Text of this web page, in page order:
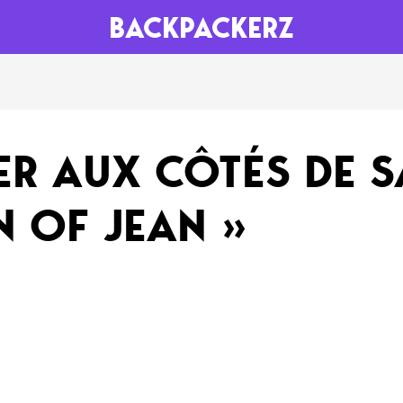
BACKPACKERZ
Paris
Festivals
Playlists
AUX CÔTÉS DE
OF JEAN »